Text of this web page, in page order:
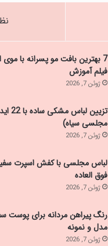
7 بهترین بافت مو پسرانه با
فیلم آموزش
ژوئن 7, 2026
مجلسی سیاه)
ژوئن 7, 2026
فوق العاده
ژوئن 7, 2026
مدل و نمونه
ژوئن 7, 2026